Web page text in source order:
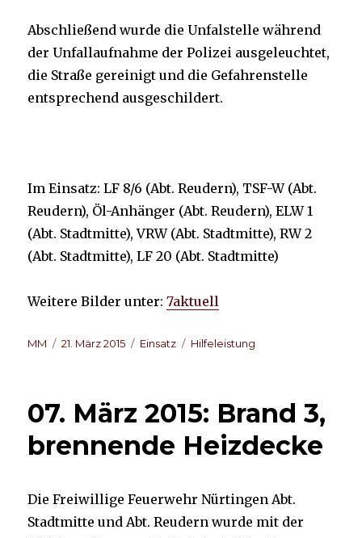
Abschließend wurde die Unfalstelle während
der Unfallaufnahme der Polizei ausgeleuchtet,
die Straße gereinigt und die Gefahrenstelle
entsprechend ausgeschildert.
Im Einsatz: LF 8/6 (Abt. Reudern), TSF-W (Abt.
Reudern), Öl-Anhänger (Abt. Reudern), ELW 1
(Abt. Stadtmitte), VRW (Abt. Stadtmitte), RW 2
(Abt. Stadtmitte), LF 20 (Abt. Stadtmitte)
Weitere Bilder unter:7aktuell
Autor
MM
Veröffentlicht
21. März 2015 Kategorien
Einsatz Schlagwörter
Hilfeleistung
07. März 2015: Brand 3,
brennende Heizdecke
Die Freiwillige Feuerwehr Nürtingen Abt.
Stadtmitte und Abt. Reudern wurde mit der